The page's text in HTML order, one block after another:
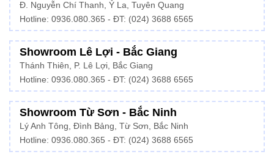
Đ. Nguyễn Chí Thanh, Ỷ La, Tuyên Quang
Hotline: 0936.080.365 - ĐT: (024) 3688 6565
Showroom Lê Lợi - Bắc Giang
Thánh Thiên, P. Lê Lợi, Bắc Giang
Hotline: 0936.080.365 - ĐT: (024) 3688 6565
Showroom Từ Sơn - Bắc Ninh
Lý Anh Tông, Đình Bảng, Từ Sơn, Bắc Ninh
Hotline: 0936.080.365 - ĐT: (024) 3688 6565